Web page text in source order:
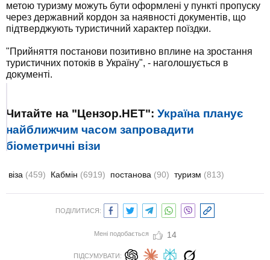
метою туризму можуть бути оформлені у пункті пропуску
через державний кордон за наявності документів, що
підтверджують туристичний характер поїздки.
"Прийняття постанови позитивно вплине на зростання
туристичних потоків в Україну", - наголошується в
документі.
Читайте на "Цензор.НЕТ": Україна планує
найближчим часом запровадити
біометричні візи
віза (459) Кабмін (6919) постанова (90) туризм (813)
ПОДІЛИТИСЯ:
Мені подобається 14
ПІДСУМУВАТИ: